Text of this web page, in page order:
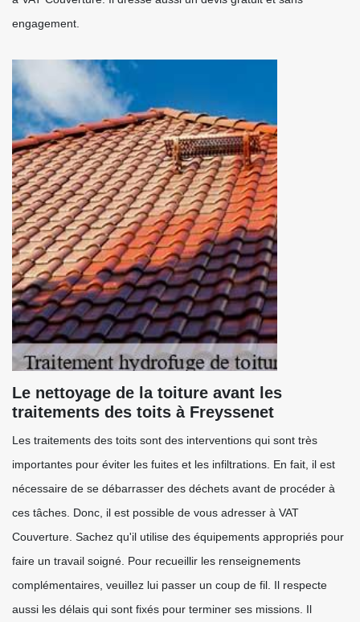
engagement.
Le nettoyage de la toiture avant les
traitements des toits à Freyssenet
Les traitements des toits sont des interventions qui sont très
importantes pour éviter les fuites et les infiltrations. En fait, il est
nécessaire de se débarrasser des déchets avant de procéder à
ces tâches. Donc, il est possible de vous adresser à VAT
Couverture. Sachez qu'il utilise des équipements appropriés pour
faire un travail soigné. Pour recueillir les renseignements
complémentaires, veuillez lui passer un coup de fil. Il respecte
aussi les délais qui sont fixés pour terminer ses missions. Il